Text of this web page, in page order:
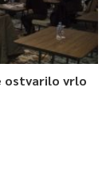
ostvarilo vrlo